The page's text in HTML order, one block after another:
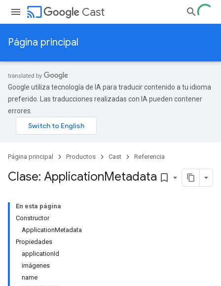
cast Cast
Página principal
Google utiliza tecnología de IA para traducir contenido a tu idioma
preferido. Las traducciones realizadas con IA pueden contener
errores.
Página principal Productos Cast Referencia
Clase: ApplicationMetadata bookmark_border
En esta página
Constructor
ApplicationMetadata
Propiedades
applicationId
imágenes
name